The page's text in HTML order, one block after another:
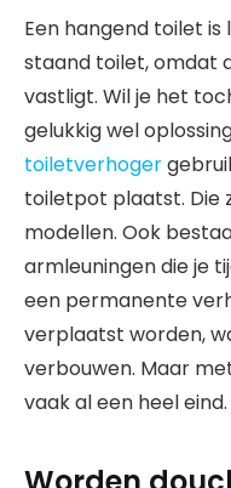
Een hangend toilet
staand toilet, omdat
vastligt. Wil je het
gelukkig wel
toiletverhoger
toiletpot plaatst. Die
modellen. Ook
armleuningen die je
een permanente
verplaatst worden,
verbouwen. Maar
vaak al een heel eind.